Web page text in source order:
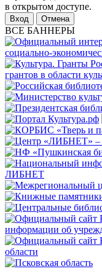
в открытом доступе.
Отмена
ВСЕ БАННЕРЫ